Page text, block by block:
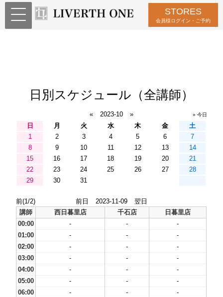
STORES
会員様ログイン・ご予約
日別スケジュール（全講師）
« 2023-10 » » 今日
日 月 火 水 木 金
土
1
2 3 4 5 6
7
8
9 10 11 12 13
14
15
16 17 18 19 20
21
22
23 24 25 26 27
28
29
30 31
前(1/2) 前日 2023-11-09
翌日
講師
西日暮里店 千石店
日暮里店
00:00
- -
-
01:00
- -
-
02:00
- -
-
03:00
- -
-
04:00
- -
-
05:00
- -
-
06:00
- -
-